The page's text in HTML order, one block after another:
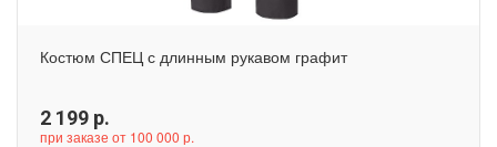
Костюм СПЕЦ с длинным рукавом графит
2 199 р.
при заказе от 100 000 р.